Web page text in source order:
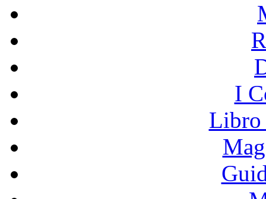
I
Libro